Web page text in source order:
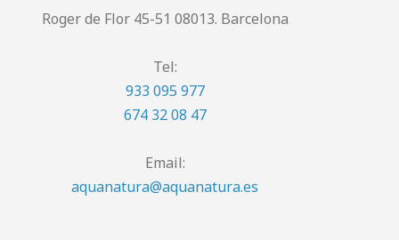
Roger de Flor 45-51 08013. Barcelona
Tel:
933 095 977
674 32 08 47
Email:
aquanatura@aquanatura.es